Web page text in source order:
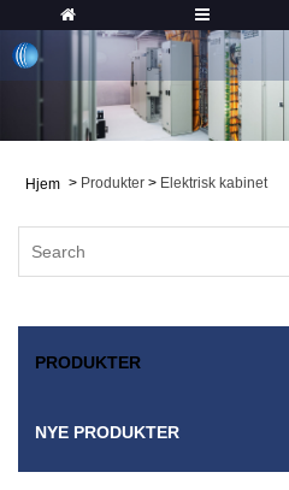
Hjem > Produkter > Elektrisk kabinet
PRODUKTER
NYE PRODUKTER